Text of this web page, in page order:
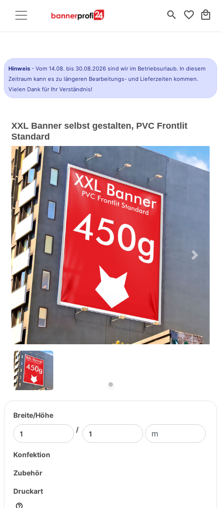
search favorite_border local_mall
Hinweis - Vom 14.08. bis 30.08.2026 sind wir im Betriebsurlaub. In diesem
Zeitraum kann es zu längeren Bearbeitungs- und Lieferzeiten kommen.
Vielen Dank für Ihr Verständnis!
XXL Banner selbst gestalten, PVC Frontlit
Standard
Previous Next
Breite/Höhe
/
Konfektion
Zubehör
Druckart